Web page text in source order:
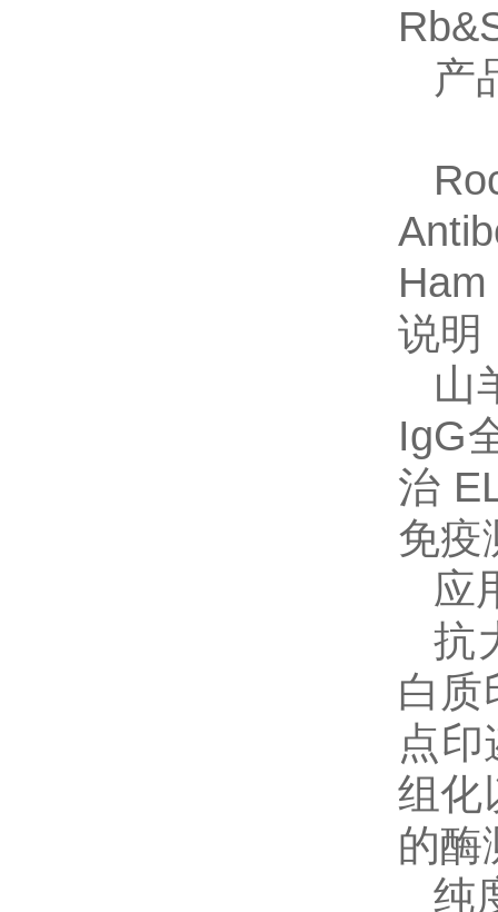
产
说明
山
IgG
治
免疫
应
抗
白质
点
组化
的酶
纯